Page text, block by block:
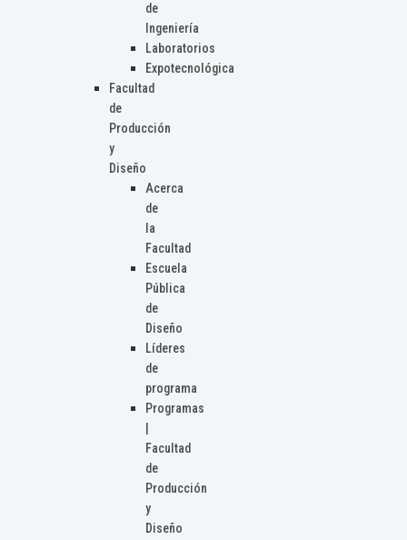
de
Ingeniería
Laboratorios
Expotecnológica
Facultad
de
Producción
y
Diseño
Acerca
de
la
Facultad
Escuela
Pública
de
Diseño
Líderes
de
programa
Programas
Facultad
de
Producción
y
Diseño